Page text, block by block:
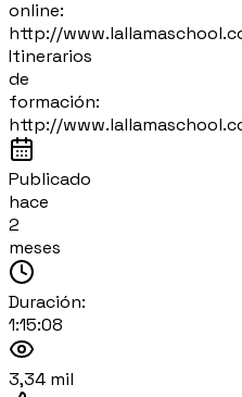
online:
http://
Itinerarios
de
formación:
http://
Publicado
hace
2
meses
Duración:
1:15:08
3,34 mil